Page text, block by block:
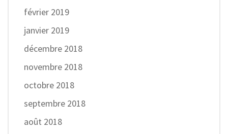
février 2019
janvier 2019
décembre 2018
novembre 2018
octobre 2018
septembre 2018
août 2018